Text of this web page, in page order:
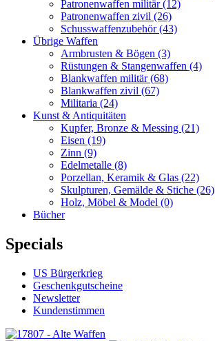
Patronenwaffen militär(12)
Patronenwaffen zivil (26)
Schusswaffenzubehör(43)
Übrige Waffen
Armbrusten & Bögen (3)
Rüstungen & Stangenwaffen (4)
Blankwaffen militär(68)
Blankwaffen zivil (67)
Militaria (24)
Kunst & Antiquitäten
Kupfer, Bronze & Messing (21)
Eisen (19)
Zinn (9)
Edelmetalle (8)
Porzellan, Keramik & Glas (22)
Skulpturen, Gemälde & Stiche (26)
Holz, Möbel & Model (0)
Bücher
Specials
US Bürgerkrieg
Geschenkgutscheine
Newsletter
Kundenstimmen